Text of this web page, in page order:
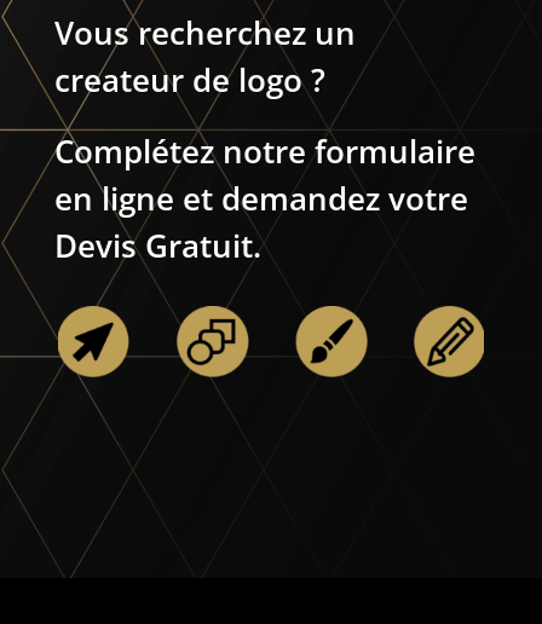
Vous recherchez un
createur de logo ?
Compléteznotre formulaire
en ligne et demandez votre
Devis Gratuit.